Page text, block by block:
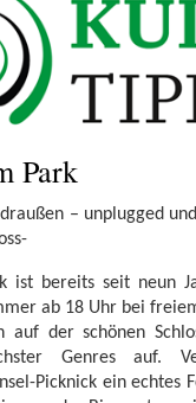
Park
– unplugged
ist bereits seit neun
ab 18 Uhr bei
auf der schönen
Genres auf.
Picknick ein echtes